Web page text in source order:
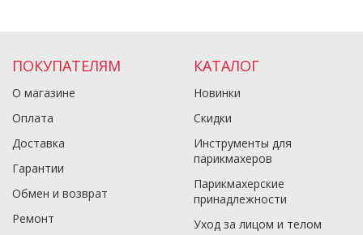
ПОКУПАТЕЛЯМ
О магазине
Оплата
Доставка
Гарантии
Обмен и возврат
Ремонт
КАТАЛОГ
Новинки
Скидки
Инструменты для
парикмахеров
Парикмахерские
принадлежности
Уход за лицом и телом